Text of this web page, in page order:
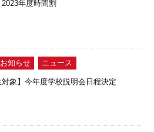
2023年度時間割
お知らせ ニュース
対象】今年度学校説明会日程決定